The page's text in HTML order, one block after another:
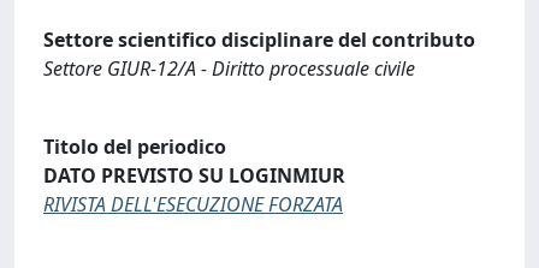
Settore scientifico disciplinare del contributo
Settore GIUR-12/A - Diritto processuale civile
Titolo del periodico
DATO PREVISTO SU LOGINMIUR
RIVISTA DELL'ESECUZIONE FORZATA